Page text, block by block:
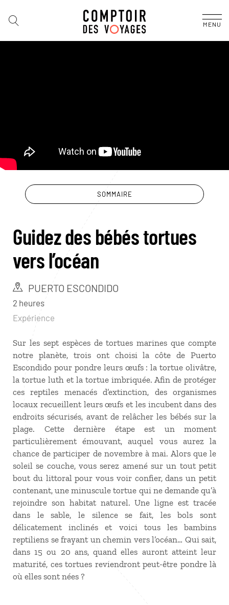
MENU
SOMMAIRE
Guidez des bébés tortues
vers l’océan
PUERTO ESCONDIDO
2 heures
Expérience
Sur les sept espèces de tortues marines que compte
notre planète, trois ont choisi la côte de Puerto
Escondido pour pondre leurs œufs : la tortue olivâtre,
la tortue luth et la tortue imbriquée. Afin de protéger
ces reptiles menacés d’extinction, des organismes
locaux recueillent leurs œufs et les incubent dans des
endroits sécurisés, avant de relâcher les bébés sur la
plage. Cette dernière étape est un moment
particulièrement émouvant, auquel vous aurez la
chance de participer de novembre à mai. Alors que le
soleil se couche, vous serez amené sur un tout petit
bout du littoral pour vous voir confier, dans un petit
contenant, une minuscule tortue qui ne demande qu’à
rejoindre son habitat naturel. Une ligne est tracée
dans le sable, le silence se fait, les bols sont
délicatement inclinés et voici tous les bambins
reptiliens se frayant un chemin vers l’océan… Qui sait,
dans 15 ou 20 ans, quand elles auront atteint leur
maturité, ces tortues reviendront peut-être pondre là
où elles sont nées ?